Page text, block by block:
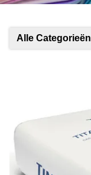
Alle Categorieën